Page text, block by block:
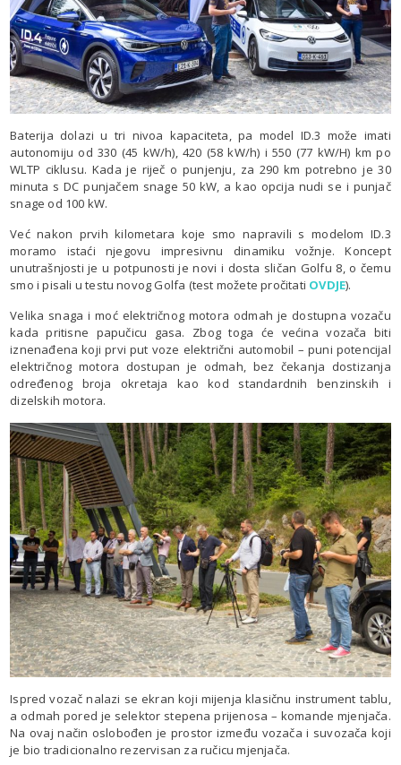
Baterija dolazi u tri nivoa kapaciteta, pa model ID.3 može imati
autonomiju od 330 (45 kW/h), 420 (58 kW/h) i 550 (77 kW/H) km po
WLTP ciklusu. Kada je riječ o punjenju, za 290 km potrebno je 30
minuta s DC punjačem snage 50 kW, a kao opcija nudi se i punjač
snage od 100 kW.
Već nakon prvih kilometara koje smo napravili s modelom ID.3
moramo istaći njegovu impresivnu dinamiku vožnje. Koncept
unutrašnjosti je u potpunosti je novi i dosta sličan Golfu 8, o čemu
smo i pisali u testu novog Golfa (test možete pročitati OVDJE).
Velika snaga i moć električnog motora odmah je dostupna vozaču
kada pritisne papučicu gasa. Zbog toga će većina vozača biti
iznenađena koji prvi put voze električni automobil – puni potencijal
električnog motora dostupan je odmah, bez čekanja dostizanja
određenog broja okretaja kao kod standardnih benzinskih i
dizelskih motora.
Ispred vozač nalazi se ekran koji mijenja klasičnu instrument tablu,
a odmah pored je selektor stepena prijenosa – komande mjenjača.
Na ovaj način oslobođen je prostor između vozača i suvozača koji
je bio tradicionalno rezervisan za ručicu mjenjača.